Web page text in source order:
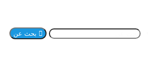
بحث عن